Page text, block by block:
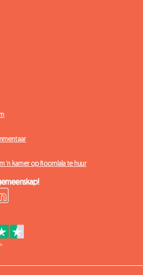
'n kamer op Roomlala te huur